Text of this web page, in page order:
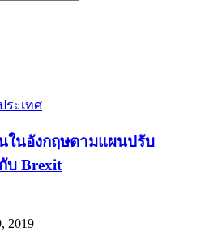
ระเทศ
ในอังกฤษตามแผนปรับ
บ Brexit
2019